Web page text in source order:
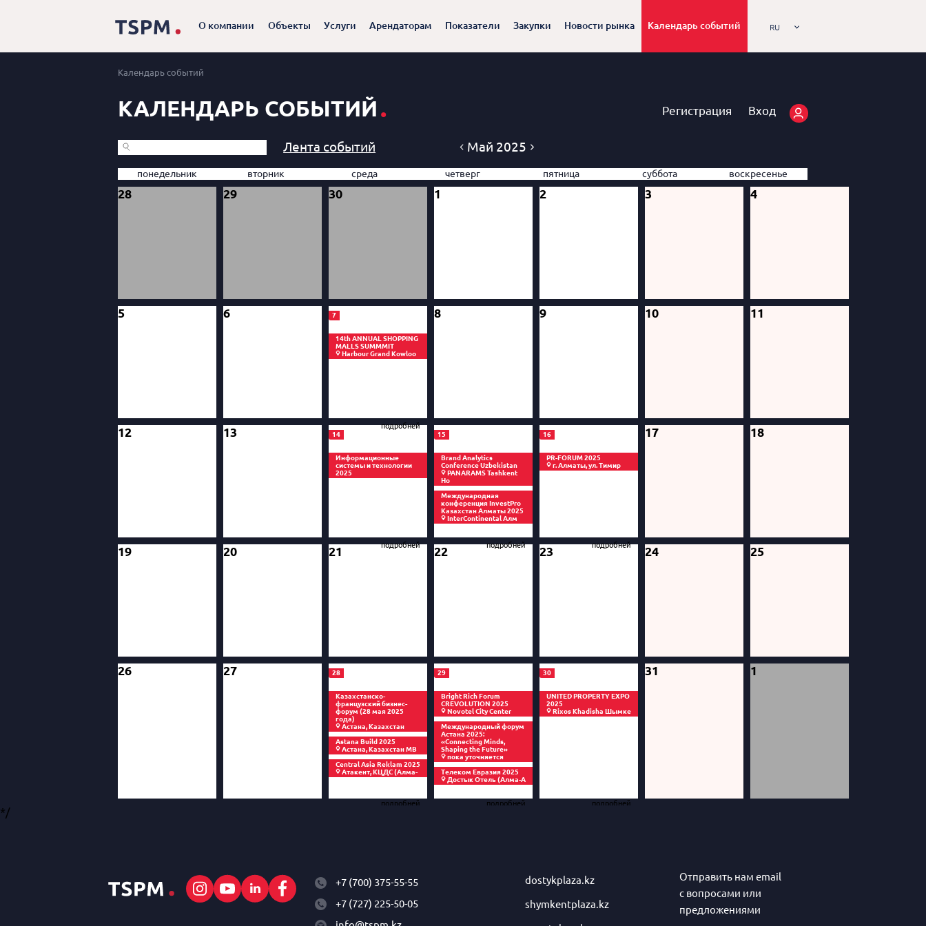
О компании Объекты Услуги Арендаторам Показатели Закупки Новости рынка Календарь событий RU
Календарь событий
КАЛЕНДАРЬ СОБЫТИЙ. Регистрация Вход
Лента событий Май 2025
понедельник вторник среда четверг пятница суббота воскресенье
28 29 30 1 2 3 4
5 6 7
14th ANNUAL SHOPPING
MALLS SUMMMIT
Harbour Grand Kowloo
подробней
8 9 10 11
12 13 14
Информационные
системы и технологии
2025
подробней
15
Brand Analytics
Conference Uzbekistan
PANARAMS Tashkent
Ho
Международная
конференция InvestPro
Казахстан Алматы 2025
InterContinental Алм
подробней
16
PR-FORUM 2025
г. Алматы, ул. Тимир
подробней
17 18
19 20 21 22 23 24 25
26 27 28
Казахстанско-
французский бизнес-
форум (28 мая 2025
года)
Астана, Казахстан
Astana Build 2025
Астана, Казахстан МВ
Central Asia Reklam 2025
Атакент, КЦДС (Алма-
подробней
29
Bright Rich Forum
CREVOLUTION 2025
Novotel City Center
Международный форум
Астана 2025:
«Connecting Minds,
Shaping the Future»
пока уточняется
Телеком Евразия 2025
Достык Отель (Алма-А
подробней
30
UNITED PROPERTY EXPO
2025
Rixos Khadisha Шымке
подробней
31 1
*/
+7 (700) 375-55-55
+7 (727) 225-50-05
dostykplaza.kz
shymkentplaza.kz
Отправить нам email
с вопросами или
предложениями